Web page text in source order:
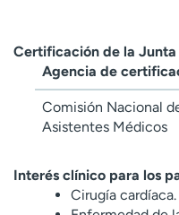
Certificación de la Junta
Agencia de
Comisión Nacional
Asistentes Médicos
Interés clínico para los
Cirugía cardíaca.